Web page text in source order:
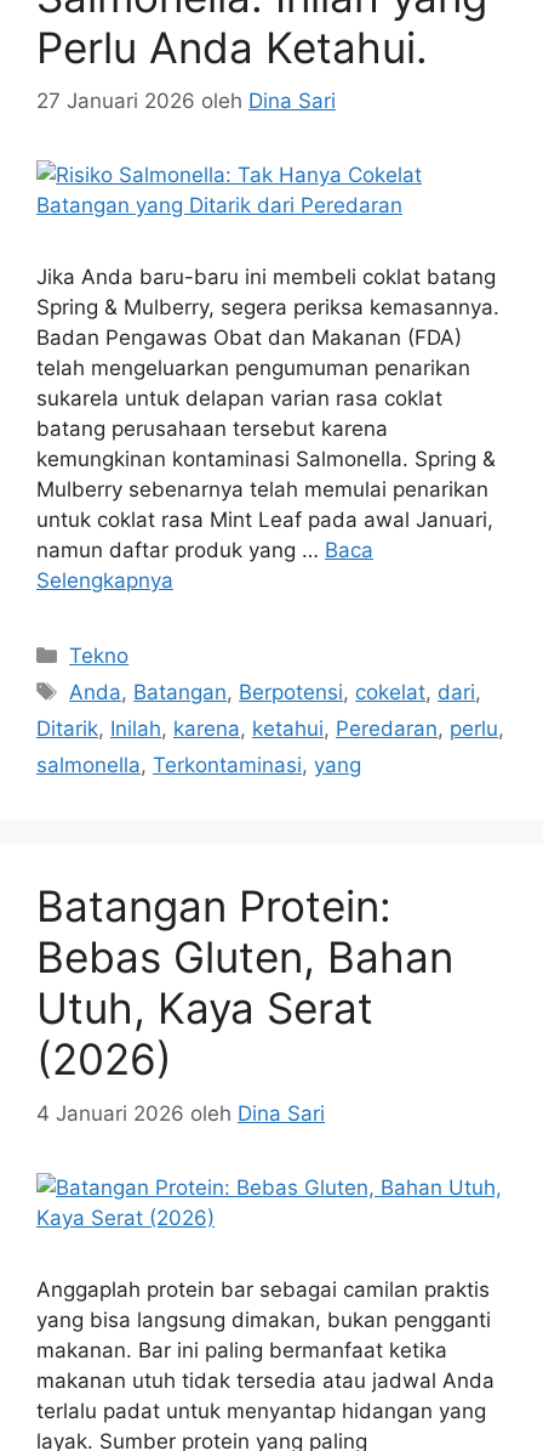
Perlu Anda Ketahui.
27 Januari 2026 oleh Dina Sari
Jika Anda baru-baru ini membeli coklat batang
Spring & Mulberry, segera periksa kemasannya.
Badan Pengawas Obat dan Makanan (FDA)
telah mengeluarkan pengumuman penarikan
sukarela untuk delapan varian rasa coklat
batang perusahaan tersebut karena
kemungkinan kontaminasi Salmonella. Spring &
Mulberry sebenarnya telah memulai penarikan
untuk coklat rasa Mint Leaf pada awal Januari,
namun daftar produk yang … Baca
Selengkapnya
Kategori
Tekno
Tag
Anda, Batangan, Berpotensi, cokelat, dari,
Ditarik, Inilah, karena, ketahui, Peredaran, perlu,
salmonella, Terkontaminasi, yang
Batangan Protein:
Bebas Gluten, Bahan
Utuh, Kaya Serat
(2026)
4 Januari 2026 oleh Dina Sari
Anggaplah protein bar sebagai camilan praktis
yang bisa langsung dimakan, bukan pengganti
makanan. Bar ini paling bermanfaat ketika
makanan utuh tidak tersedia atau jadwal Anda
terlalu padat untuk menyantap hidangan yang
layak. Sumber protein yang paling